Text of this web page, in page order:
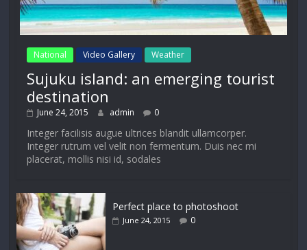
National Video Gallery Weather
Sujuku island: an emerging tourist
destination
June 24, 2015 admin 0
Integer facilisis augue ultrices blandit ullamcorper.
Integer rutrum vel velit non fermentum. Duis nec mi
placerat, mollis nisi id, sodales
Perfect place to photoshoot
June 24, 2015 0